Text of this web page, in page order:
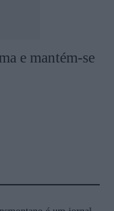
e mantém-se